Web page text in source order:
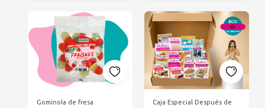
Gominola de fresa
Caja Especial Después de